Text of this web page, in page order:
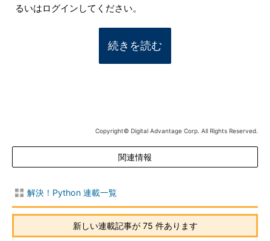
るいはログインしてください。
続きを読む
Copyright© Digital Advantage Corp. All Rights Reserved.
関連情報
解決！Python 連載一覧
新しい連載記事が 75 件あります